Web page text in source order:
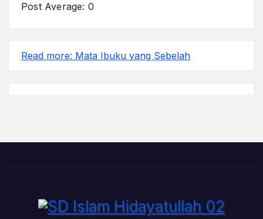
Post Average: 0
Read more: Mata Ibuku yang Sebelah